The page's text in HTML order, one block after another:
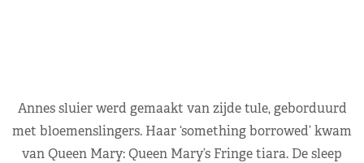
Annes sluier werd gemaakt van zijde tule, geborduurd
met bloemenslingers. Haar ‘something borrowed’ kwam
van Queen Mary: Queen Mary’s Fringe tiara. De sleep